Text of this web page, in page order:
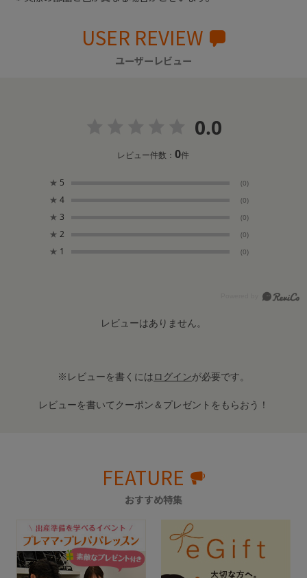
USER REVIEW
ユーザーレビュー
0.0
レビュー件数：0件
★ 5 (0)
★ 4 (0)
★ 3 (0)
★ 2 (0)
★ 1 (0)
レビューはありません。
※レビューを書くにはログインが必要です。
レビューを書いてクーポン＆プレゼントをもらおう！
FEATURE
おすすめ特集